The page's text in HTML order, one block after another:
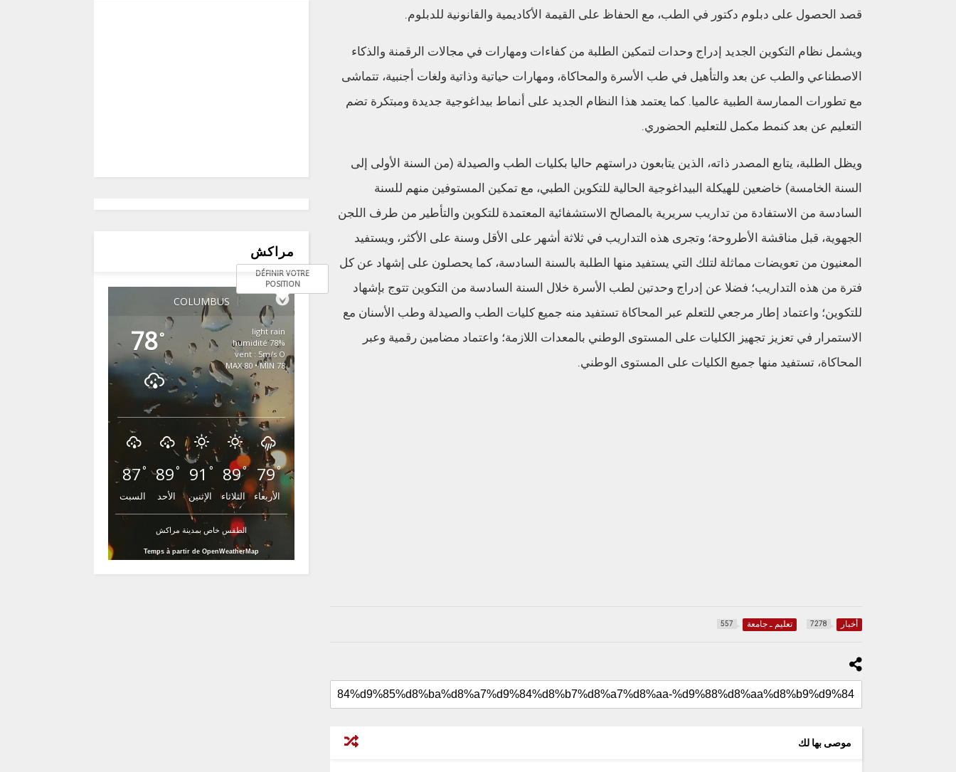
قصد الحصول على دبلوم دكتور في الطب، مع الحفاظ على القيمة الأكاديمية والقانونية للدبلوم.
ويشمل نظام التكوين الجديد إدراج وحدات لتمكين الطلبة من كفاءات ومهارات في مجالات الرقمنة والذكاء
الاصطناعي والطب عن بعد والتأهيل في طب الأسرة والمحاكاة، ومهارات حياتية وذاتية ولغات أجنبية، تتماشى
مع تطورات الممارسة الطبية عالميا. كما يعتمد هذا النظام الجديد على أنماط بيداغوجية جديدة ومبتكرة تضم
التعليم عن بعد كنمط مكمل للتعليم الحضوري.
ويظل الطلبة، يتابع المصدر ذاته، الذين يتابعون دراستهم حاليا بكليات الطب والصيدلة (من السنة الأولى إلى
السنة الخامسة) خاضعين للهيكلة البيداغوجية الحالية للتكوين الطبي، مع تمكين المستوفين منهم للسنة
السادسة من الاستفادة من تداريب سريرية بالمصالح الاستشفائية المعتمدة للتكوين والتأطير من طرف اللجن
الجهوية، قبل مناقشة الأطروحة؛ وتجرى هذه التداريب في ثلاثة أشهر على الأقل وسنة على الأكثر، ويستفيد
المعنيون من تعويضات مماثلة لتلك التي يستفيد منها الطلبة بالسنة السادسة، كما يحصلون على إشهاد عن كل
فترة من هذه التداريب؛ فضلا عن إدراج وحدتين لطب الأسرة خلال السنة السادسة من التكوين تتوج بإشهاد
للتكوين؛ واعتماد إطار مرجعي للتعلم عبر المحاكاة تستفيد منه جميع كليات الطب والصيدلة وطب الأسنان مع
الاستمرار في تعزيز تجهيز الكليات على المستوى الوطني بالمعدات اللازمة؛ واعتماد مضامين رقمية وعبر
المحاكاة، تستفيد منها جميع الكليات على المستوى الوطني.
أخبار 7278 تعليم ـ جامعة 557
موصى بها لك
مراكش
COLUMBUS
DÉFINIR VOTRE
POSITION
78°
light rain
78% humidité
vent : 5m/s O
MAX 80 • MIN 78
87°
السبت
89°
الأحد
91 °
الإثنين
89°
الثلاثاء
79°
الأربعاء
الطقس خاص بمدينة مراكش
Temps à partir de OpenWeatherMap